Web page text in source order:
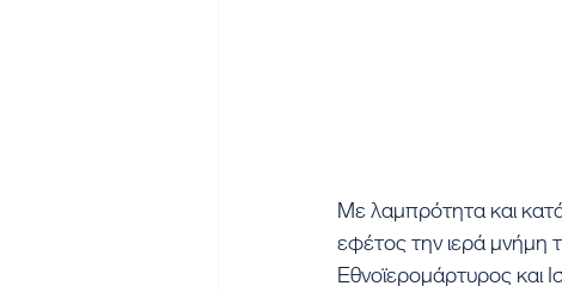
Με λαμπρότητα και
εφέτος την ιερά μνήμη
Εθνοϊερομάρτυρος και